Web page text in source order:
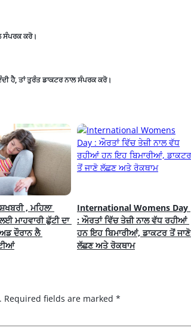
ਸੰਪਰਕ ਕਰੋ।
ਹੈ, ਤਾਂ ਤੁਰੰਤ ਡਾਕਟਰ ਨਾਲ ਸੰਪਰਕ ਕਰੋ।
, ਮਹਿਲਾ
ਮਾਹਵਾਰੀ ਛੁੱਟੀ ਦਾ
ਦੌਰਾਨ ਲੈ
International Womens Day
: ਔਰਤਾਂ ਵਿੱਚ ਤੇਜ਼ੀ ਨਾਲ ਵੱਧ ਰਹੀਆਂ
ਹਨ ਇਹ ਬਿਮਾਰੀਆਂ, ਡਾਕਟਰ ਤੋਂ ਜਾਣੋ
ਲੱਛਣ ਅਤੇ ਰੋਕਥਾਮ
Required fields are marked *